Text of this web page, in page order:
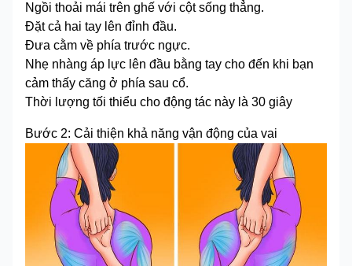
Ngồi thoải mái trên ghế với cột sống thẳng.
Đặt cả hai tay lên đỉnh đầu.
Đưa cằm về phía trước ngực.
Nhẹ nhàng áp lực lên đầu bằng tay cho đến khi bạn
cảm thấy căng ở phía sau cổ.
Thời lượng tối thiểu cho động tác này là 30 giây
Bước 2: Cải thiện khả năng vận động của vai